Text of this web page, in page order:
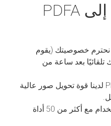
لماذا محول XV إلى PDFA
نحترم خصوصيتك (يقوم
تلقائيًا بعد ساعة من
يقدم محول XV إلى PDFA لدينا قوة تحويل صور عالية
هذا المحول مجاني للاستخدام مع أكثر من 50 أداة